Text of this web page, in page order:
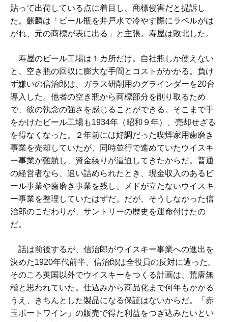
貼って出荷している点に着目し、商標侵害だと提訴し
た。麒麟は「ビール瓶を井戸水で冷やす際にラベルがは
がれ、元の商標が表に出る」と主張。寿屋は敗北した。
寿屋のビール工場は１カ所だけ。自社瓶しか使えない
と、空き瓶の回収に膨大な手間とコストがかかる。負け
ず嫌いの信治郎は、ガラス研削用のグラインダーを20台
導入した。他者の空き瓶から商標部分を削り取るため
で、彼の執念の強さを感じることができる。そこまで手
をかけたビール工場も1934年（昭和９年）、売却せざる
を得なくなった。２年前には好調だった喫煙家用歯磨き
事業を売却していたが、同時並行で進めていたウイスキ
ー事業が難航し、資金繰りが逼迫してきたからだ。普通
の経営者なら、追い詰められたとき、現金収入のあるビ
ール事業や歯磨き事業を残し、メドが立たないウイスキ
ー事業を整理していたはずだ。だが、そうしなかった信
治郎のこだわりが、サントリーの歴史を運命付けたの
だ。
話は前後するが、信治郎がウイスキー事業への進出を
決めた1920年代前半、信治郎は全役員の反対に遭った。
そのころ英国以外でウイスキーをつくる計画は、荒唐無
稽と思われていた。仕込みから商品化まで何年もかかる
うえ、きちんとした製品になる保証はないからだ。「赤
玉ポートワイン」の販売で得た利益をつぎ込みたいとい